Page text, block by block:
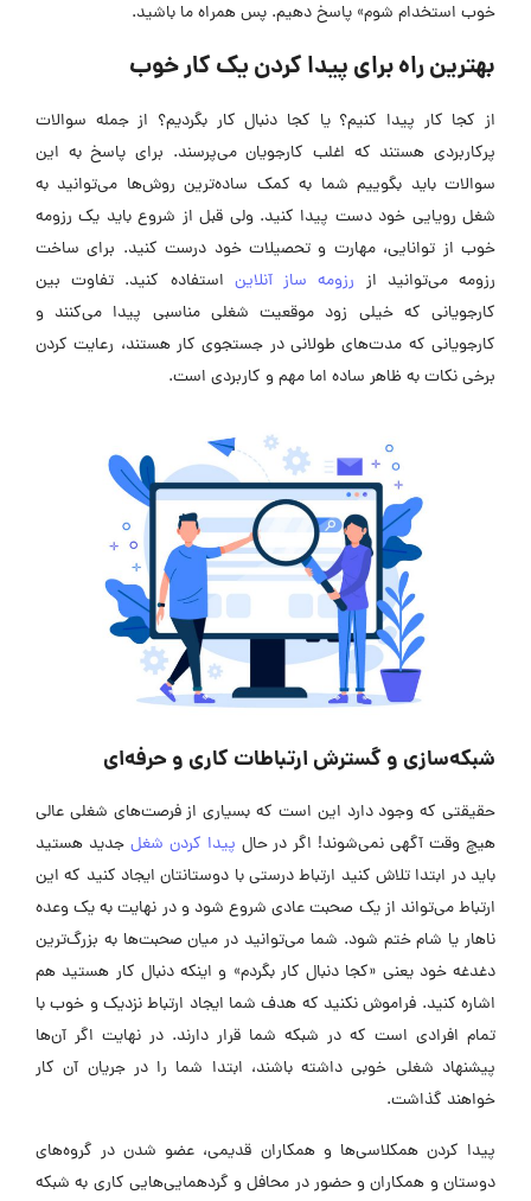
خوب استخدام شوم» پاسخ دهیم. پس همراه ما باشید.
بهترین راه برای پیدا کردن یک کار خوب
از کجا کار پیدا کنیم؟ یا کجا دنبال کار بگردیم؟ از جمله سوالات
پرکاربردی هستند که اغلب کارجویان می‌پرسند. برای پاسخ به این
سوالات باید بگوییم شما به کمک ساده‌ترین روش‌ها می‌توانید به
شغل رویایی خود دست پیدا کنید. ولی قبل از شروع باید یک رزومه
خوب از توانایی، مهارت و تحصیلات خود درست کنید. برای ساخت
رزومه می‌توانید از رزومه ساز آنلاین استفاده کنید. تفاوت بین
کارجویانی که خیلی زود موقعیت شغلی مناسبی پیدا می‌کنند و
کارجویانی که مدت‌های طولانی در جستجوی کار هستند، رعایت کردن
برخی نکات به ظاهر ساده اما مهم و کاربردی است.
شبکه‌سازی و گسترش ارتباطات کاری و حرفه‌ای
حقیقتی که وجود دارد این است که بسیاری از فرصت‌های شغلی عالی
هیچ وقت آگهی نمی‌شوند! اگر در حال پیدا کردن شغل جدید هستید
باید در ابتدا تلاش کنید ارتباط درستی با دوستانتان ایجاد کنید که این
ارتباط می‌تواند از یک صحبت عادی شروع شود و در نهایت به یک وعده
ناهار یا شام ختم شود. شما می‌توانید در میان صحبت‌ها به بزرگ‌ترین
دغدغه خود یعنی «کجا دنبال کار بگردم» و اینکه دنبال کار هستید هم
اشاره کنید. فراموش نکنید که هدف شما ایجاد ارتباط نزدیک و خوب با
تمام افرادی است که در شبکه شما قرار دارند. در نهایت اگر آن‌ها
پیشنهاد شغلی خوبی داشته باشند، ابتدا شما را در جریان آن کار
خواهند گذاشت.
پیدا کردن همکلاسی‌ها و همکاران قدیمی، عضو شدن در گروه‌های
دوستان و همکاران و حضور در محافل و گردهمایی‌هایی کاری به شبکه